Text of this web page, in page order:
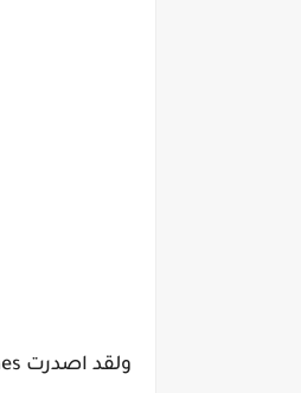
ولقد اصدرت Epic Games بيانا رسميا انه بعد 18 شهرا من اطلاق